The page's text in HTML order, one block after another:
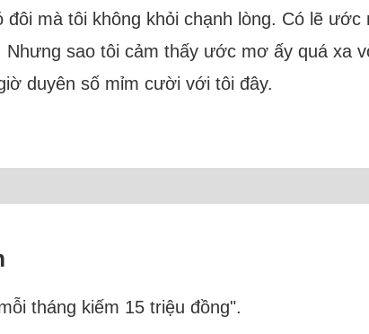
mà tôi không khỏi chạnh lòng. Có lẽ
sao tôi cảm thấy ước mơ ấy quá xa
duyên số mỉm cười với tôi đây.
tháng kiếm 15 triệu đồng".